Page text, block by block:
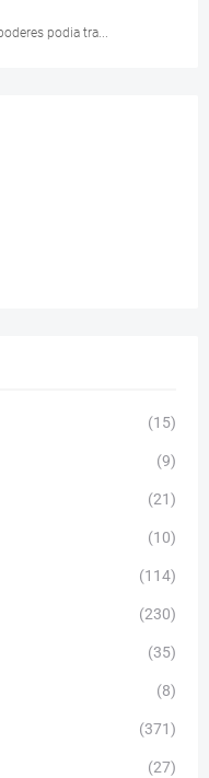
podia tra...
(15)
(9)
(21)
(10)
(114)
(230)
(35)
(8)
(371)
(27)